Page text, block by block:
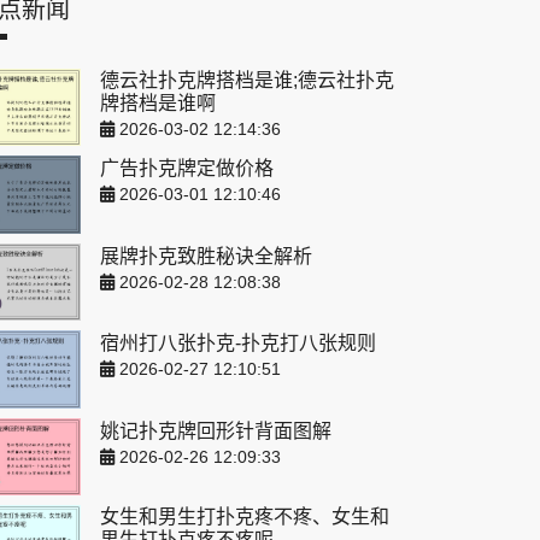
新闻
德云社扑克牌搭档是谁;德云社扑克
牌搭档是谁啊
2026-03-02 12:14:36
广告扑克牌定做价格
2026-03-01 12:10:46
展牌扑克致胜秘诀全解析
2026-02-28 12:08:38
宿州打八张扑克-扑克打八张规则
2026-02-27 12:10:51
姚记扑克牌回形针背面图解
2026-02-26 12:09:33
女生和男生打扑克疼不疼、女生和